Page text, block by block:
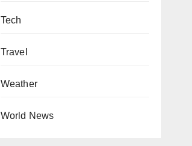
Tech
Travel
Weather
World News